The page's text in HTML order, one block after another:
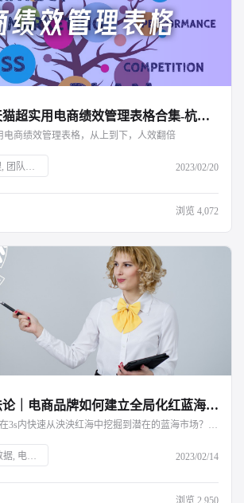
免费领！淘宝天猫超实用电商绩效管理表格合集-杭州知衣科技
电商绩效管理表格，从上到下，人效翻倍
电商企业, 绩效管理, 团队效率, 组织目标, 考核维度, 薪酬体系, 奖惩机制, 知衣科技, AI大数据, 服装AI, 绩效考核, KPI设置, 客服晋升, 运营薪酬, 电商数据 2023/02/20
浏览 4,072
炼丹炉选品方法论｜电商品牌如何建立全局化红蓝海分析模型？-杭州知衣科技
新消费时代下，如何在3s内快速从泱泱红海中挖掘到潜在的蓝海市场？完整的红蓝海分析模型看这里
AI科技, 服装AI大数据, 电商行业, 红蓝海分析, 市场竞争, 蓝海市场, 纂丹炉, 数据分析, 新兴行业, 市场容量, 销售趋势, 品牌格局, 价格分析, 细分类目, 消费需求, 产品属性, 盈亏平衡点, 生意增量 2023/02/14
浏览 2,950